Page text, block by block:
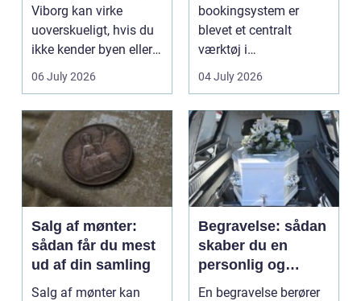
Viborg kan virke
uoverskueligt, hvis du
ikke kender byen eller
det lokale...
06 July 2026
bookingsystem er
blevet et centralt
værktøj i
sundhedssektoren.
Klinikker, praksis og
beh...
04 July 2026
Salg af mønter:
sådan får du mest
ud af din samling
Salg af mønter kan
Begravelse: sådan
skaber du en
personlig og
respektfuld afsked
En begravelse berører